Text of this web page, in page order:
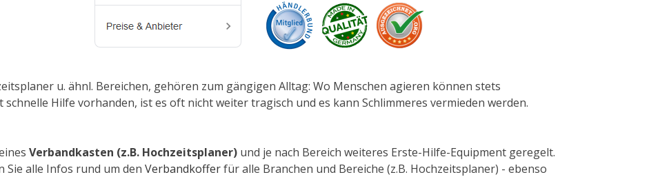
u. ähnl. Bereichen, gehören zum gängigen Alltag: Wo Menschen agieren können stets
Hilfe vorhanden, ist es oft nicht weiter tragisch und es kann Schlimmeres vermieden werden.
Verbandkasten (z.B. Hochzeitsplaner) und je nach Bereich weiteres Erste-Hilfe-Equipment geregelt.
Sie alle Infos rund um den Verbandkofferfür alle Branchen und Bereiche (z.B. Hochzeitsplaner) - ebenso